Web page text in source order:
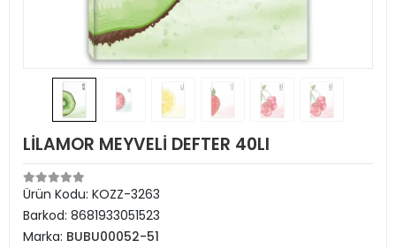
LİLAMOR MEYVELİ DEFTER 40LI
Ürün Kodu: KOZZ-3263
Barkod: 8681933051523
Marka: BUBU00052-51